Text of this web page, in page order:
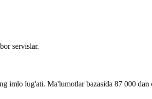
servislar.
imlo lug'ati. Ma'lumotlar bazasida 87 000 dan